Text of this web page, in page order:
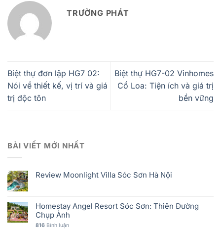
TRƯỜNG PHÁT
Biệt thự đơn lập HG7 02:
Nói về thiết kế, vị trí và giá
trị độc tôn
Biệt thự HG7-02 Vinhomes
Cổ Loa: Tiện ích và giá trị
bền vững
BÀI VIẾT MỚI NHẤT
Review Moonlight Villa Sóc Sơn Hà Nội
Homestay Angel Resort Sóc Sơn: Thiên Đường
Chụp Ảnh
816 Bình luận